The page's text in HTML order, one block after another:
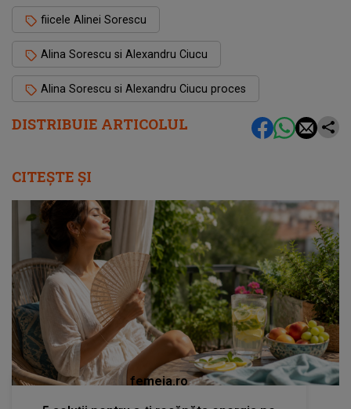
DISTRIBUIE ARTICOLUL
fiicele Alinei Sorescu
Alina Sorescu si Alexandru Ciucu
Alina Sorescu si Alexandru Ciucu proces
CITEȘTE ȘI
femeia.ro